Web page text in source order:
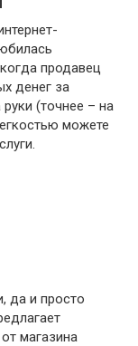
продавец
денег за
(точнее – на
можете
да и просто
магазина